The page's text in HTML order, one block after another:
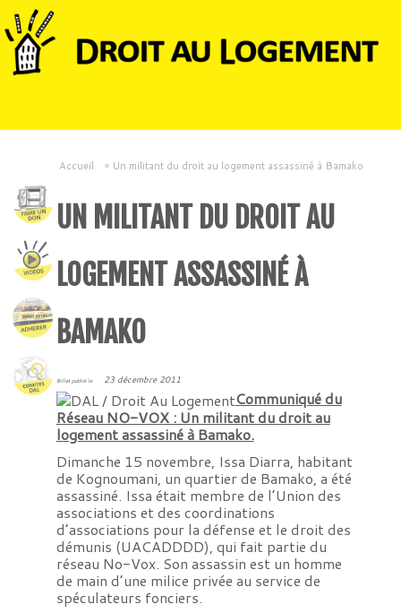
Accueil » Un militant du droit au logement assassiné à Bamako
UN MILITANT DU DROIT AU
LOGEMENT ASSASSINÉ À
BAMAKO
Billet publié le 23 décembre 2011
Communiqué du
Réseau NO-VOX : Un militant du droit au
logement assassiné à Bamako.
Dimanche 15 novembre, Issa Diarra, habitant
de Kognoumani, un quartier de Bamako, a été
assassiné. Issa était membre de l’Union des
associations et des coordinations
d’associations pour la défense et le droit des
démunis (UACADDDD), qui fait partie du
réseau No-Vox. Son assassin est un homme
de main d’une milice privée au service de
spéculateurs fonciers.